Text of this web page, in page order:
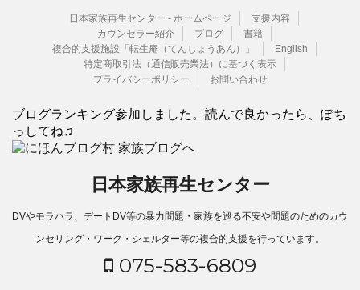
日本家族再生センター - ホームページ
支援内容
カウンセラー紹介
ブログ
書籍
複合的支援施設「転生庵（てんしょうあん）」
English
特定商取引法（通信販売業法）に基づく表示
プライバシーポリシー
お問い合わせ
ブログランキング参加しました。読んで良かったら、ぽち
っしてね♫
日本家族再生センター
DVやモラハラ、デートDV等の暴力問題・家族を巡る不安や問題のためのカウ
ンセリング・ワーク・シェルター等の複合的支援を行っています。
075-583-6809